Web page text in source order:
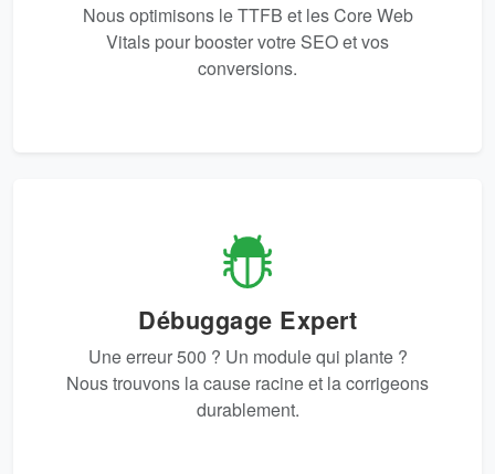
Nous optimisons le TTFB et les Core Web
Vitals pour booster votre SEO et vos
conversions.
Débuggage Expert
Une erreur 500 ? Un module qui plante ?
Nous trouvons la cause racine et la corrigeons
durablement.